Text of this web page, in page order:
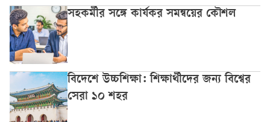
সহকর্মীর সঙ্গে কার্যকর সমন্বয়ের কৌশল
বিদেশে উচ্চশিক্ষা: শিক্ষার্থীদের জন্য বিশ্বের
সেরা ১০ শহর